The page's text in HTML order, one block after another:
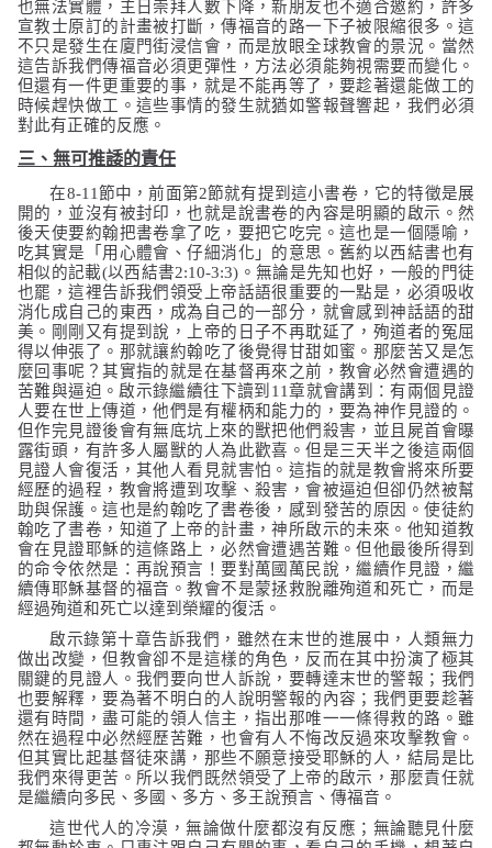
也無法實體，主日崇拜人數下降，新朋友也不適合邀約，許多
宣教士原訂的計畫被打斷，傳福音的路一下子被限縮很多。這
不只是發生在廈門街浸信會，而是放眼全球教會的景況。當然
這告訴我們傳福音必須更彈性，方法必須能夠視需要而變化。
但還有一件更重要的事，就是不能再等了，要趁著還能做工的
時候趕快做工。這些事情的發生就猶如警報聲響起，我們必須
對此有正確的反應。
三、無可推諉的責任
在8-11節中，前面第2節就有提到這小書卷，它的特徵是展
開的，並沒有被封印，也就是說書卷的內容是明顯的啟示。然
後天使要約翰把書卷拿了吃，要把它吃完。這也是一個隱喻，
吃其實是「用心體會、仔細消化」的意思。舊約以西結書也有
相似的記載(以西結書2:10-3:3) 。無論是先知也好，一般的門徒
也罷，這裡告訴我們領受上帝話語很重要的一點是，必須吸收
消化成自己的東西，成為自己的一部分，就會感到神話語的甜
美。剛剛又有提到說，上帝的日子不再耽延了，殉道者的冤屈
得以伸張了。那就讓約翰吃了後覺得甘甜如蜜。那麼苦又是怎
麼回事呢？其實指的就是在基督再來之前，教會必然會遭遇的
苦難與逼迫。啟示錄繼續往下讀到 11章就會講到：有兩個見證
人要在世上傳道，他們是有權柄和能力的，要為神作見證的。
但作完見證後會有無底坑上來的獸把他們殺害，並且屍首會曝
露街頭，有許多人屬獸的人為此歡喜。但是三天半之後這兩個
見證人會復活，其他人看見就害怕。這指的就是教會將來所要
經歷的過程，教會將遭到攻擊、殺害，會被逼迫但卻仍然被幫
助與保護。這也是約翰吃了書卷後，感到發苦的原因。使徒約
翰吃了書卷，知道了上帝的計畫，神所啟示的未來。他知道教
會在見證耶穌的這條路上，必然會遭遇苦難。但他最後所得到
的命令依然是：再說預言！要對萬國萬民說，繼續作見證，繼
續傳耶穌基督的福音。教會不是蒙拯救脫離殉道和死亡，而是
經過殉道和死亡以達到榮耀的復活。
啟示錄第十章告訴我們，雖然在末世的進展中，人類無力
做出改變，但教會卻不是這樣的角色，反而在其中扮演了極其
關鍵的見證人。我們要向世人訴說，要轉達末世的警報；我們
也要解釋，要為著不明白的人說明警報的內容；我們更要趁著
還有時間，盡可能的領人信主，指出那唯一一條得救的路。雖
然在過程中必然經歷苦難，也會有人不悔改反過來攻擊教會。
但其實比起基督徒來講，那些不願意接受耶穌的人，結局是比
我們來得更苦。所以我們既然領受了上帝的啟示，那麼責任就
是繼續向多民、多國、多方、多王說預言、傳福音。
這世代人的冷漠，無論做什麼都沒有反應；無論聽見什麼